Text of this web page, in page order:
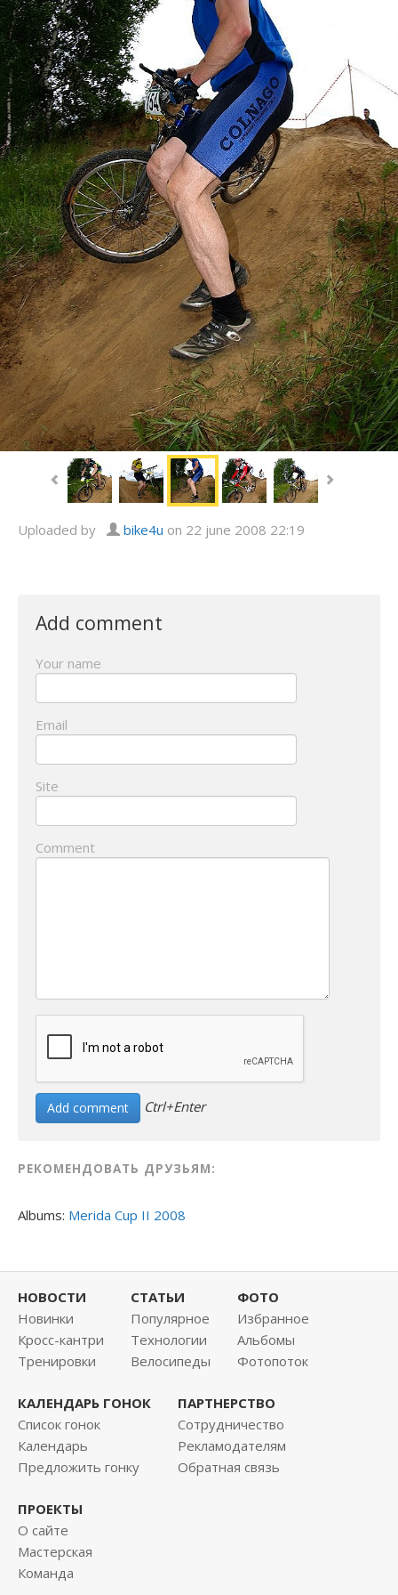
Uploaded by bike4u on 22 june 2008 22:19
Add comment
Your name
Email
Site
Comment
Ctrl+Enter
РЕКОМЕНДОВАТЬ ДРУЗЬЯМ:
Albums: Merida Cup II 2008
НОВОСТИ
Новинки
Кросс-кантри
Тренировки
СТАТЬИ
Популярное
Технологии
Велосипеды
ФОТО
Избранное
Альбомы
Фотопоток
КАЛЕНДАРЬ ГОНОК
Список гонок
Календарь
Предложить гонку
ПАРТНЕРСТВО
Сотрудничество
Рекламодателям
Обратная связь
ПРОЕКТЫ
О сайте
Мастерская
Команда